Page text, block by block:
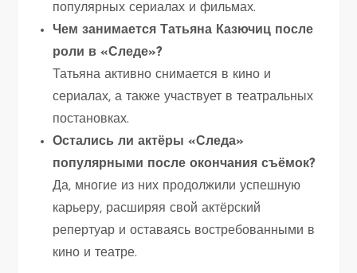
популярных сериалах и фильмах.
Чем занимается Татьяна Казючиц после
роли в «Следе»?
Татьяна активно снимается в кино и
сериалах, а также участвует в театральных
постановках.
Остались ли актёры «Следа»
популярными после окончания съёмок?
Да, многие из них продолжили успешную
карьеру, расширяя свой актёрский
репертуар и оставаясь востребованными в
кино и театре.